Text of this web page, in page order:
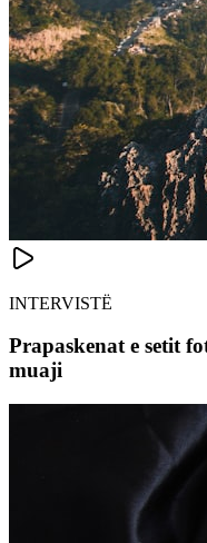
INTERVISTË
Prapaskenat e setit
muaji